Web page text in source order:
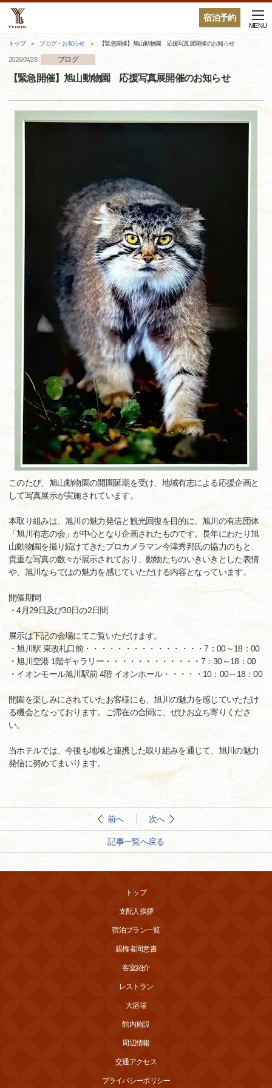
宿泊予約
MENU
トップ ブログ・お知らせ 【緊急開催】旭山動物園 応援写真展開催のお知らせ
2026/04/28 ブログ
【緊急開催】旭山動物園 応援写真展開催のお知らせ
このたび、旭山動物園の開園延期を受け、地域有志による応援企画と
して写真展示が実施されています。
本取り組みは、旭川の魅力発信と観光回復を目的に、旭川の有志団体
「旭川有志の会」が中心となり企画されたものです。長年にわたり旭
山動物園を撮り続けてきたプロカメラマン今津秀邦氏の協力のもと、
貴重な写真の数々が展示されており、動物たちのいきいきとした表情
や、旭川ならではの魅力を感じていただける内容となっています。
開催期間
・4月29日及び30日の2日間
展示は下記の会場にてご覧いただけます。
・旭川駅 東改札口前・・・・・・・・・・・・・・・7：00～18：00
・旭川空港 1階ギャラリー・・・・・・・・・・・・7：30～18：00
・イオンモール旭川駅前 4階 イオンホール・・・・・10：00～18：00
開園を楽しみにされていたお客様にも、旭川の魅力を感じていただけ
る機会となっております。ご滞在の合間に、ぜひお立ち寄りくださ
い。
当ホテルでは、今後も地域と連携した取り組みを通じて、旭川の魅力
発信に努めてまいります。
前へ 次へ
記事一覧へ戻る
トップ
支配人挨拶
宿泊プラン一覧
親権者同意書
客室紹介
レストラン
大浴場
館内施設
周辺情報
交通アクセス
プライバシーポリシー